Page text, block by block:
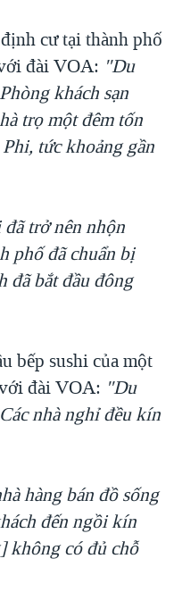
cư tại thành phố
đài VOA: "Du
khách sạn
trọ một đêm tốn
tức khoảng gần
trở nên nhộn
phố đã chuẩn bị
đã bắt đầu đông
bếp sushi của một
đài VOA: "Du
nhà nghỉ đều kín
hàng bán đồ sống
đến ngồi kín
không có đủ chỗ